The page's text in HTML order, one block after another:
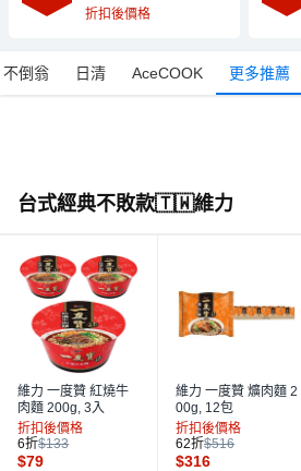
折扣後價格
不倒翁 日清 AceCOOK 更多推薦
台式經典不敗款🇹🇼維力
維力 一度贊 紅燒牛
肉麵 200g, 3入
折扣後價格
6折$133
$79
維力 一度贊 爌肉麵 2
00g, 12包
折扣後價格
62折$516
$316